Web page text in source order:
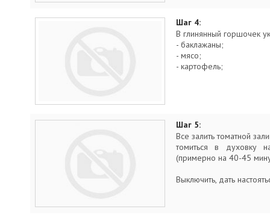
Шаг 4:
В глинянный горшочек
- баклажаны;
- мясо;
- картофель;
Шаг 5:
Все залить томатной
томиться в духовку
(примерно на 40-45
Выключить, дать